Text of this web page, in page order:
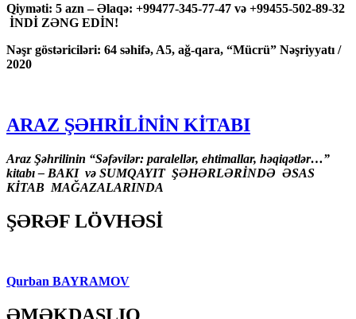
Qiyməti: 5 azn – Əlaqə: +99477-345-77-47 və +99455-502-89-32
İNDİ ZƏNG EDİN!
Nəşr göstəriciləri: 64 səhifə, A5, ağ-qara, “Mücrü” Nəşriyyatı /
2020
ARAZ ŞƏHRİLİNİN KİTABI
Araz Şəhrilinin “Səfəvilər: paralellər, ehtimallar, həqiqətlər…”
kitabı – BAKI və SUMQAYIT ŞƏHƏRLƏRİNDƏ ƏSAS
KİTAB MAĞAZALARINDA
ŞƏRƏF LÖVHƏSİ
Qurban BAYRAMOV